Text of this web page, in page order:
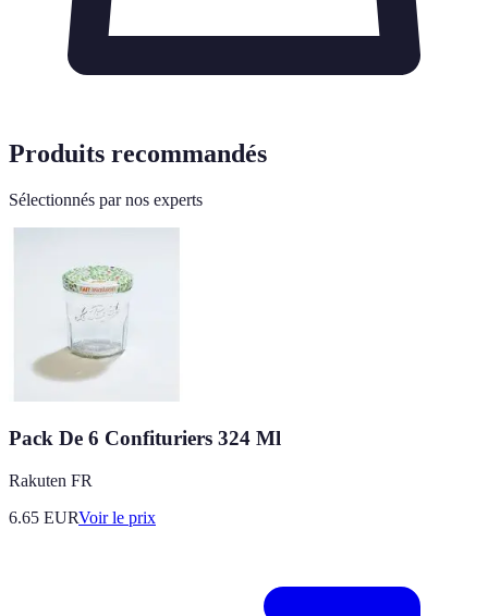
Produits recommandés
Sélectionnés par nos experts
Pack De 6 Confituriers 324 Ml
Rakuten FR
6.65 EURVoir le prix